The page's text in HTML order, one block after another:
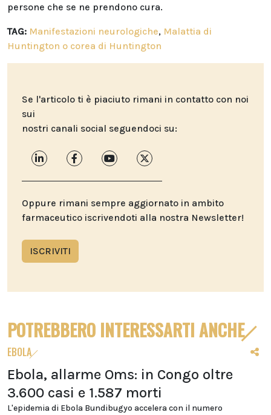
persone che se ne prendono cura.
TAG: Manifestazioni neurologiche, Malattia di
Huntington o corea di Huntington
Se l'articolo ti è piaciuto rimani in contatto con noi
sui
nostri canali social seguendoci su:
Oppure rimani sempre aggiornato in ambito
farmaceutico iscrivendoti alla nostra Newsletter!
ISCRIVITI
POTREBBERO INTERESSARTI ANCHE
EBOLA
Ebola, allarme Oms: in Congo oltre
3.600 casi e 1.587 morti
L'epidemia di Ebola Bundibugyo accelera con il numero